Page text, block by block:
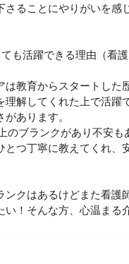
さることにやりがいを感
ても活躍できる理由（看
教育からスタートした
理解してくれた上で活躍
あります。
のブランクがあり不安も
とつ丁寧に教えてくれ、
ンクはあるけどまた看護
い！そんな方、心温まる